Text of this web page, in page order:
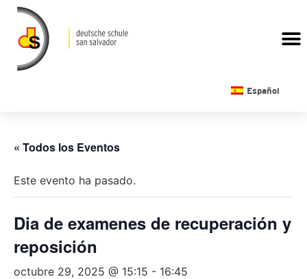
Español
« Todos los Eventos
Este evento ha pasado.
Dia de examenes de recuperación y
reposición
octubre 29, 2025 @ 15:15 - 16:45